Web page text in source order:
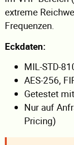
extreme
Frequenzen.
Eckdaten:
MIL-STD-
AES-256,
Getestet
Nur auf
Pricing)